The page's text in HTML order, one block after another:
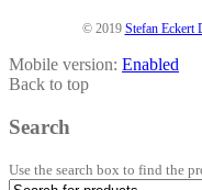
© 2019 Stefan Eckert
Mobile version: Enabled
Back to top
Search
Use the search box to find the